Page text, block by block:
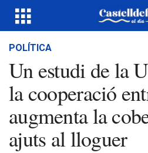
POLÍTICA
Un estudi de la
la cooperació
augmenta la
ajuts al lloguer